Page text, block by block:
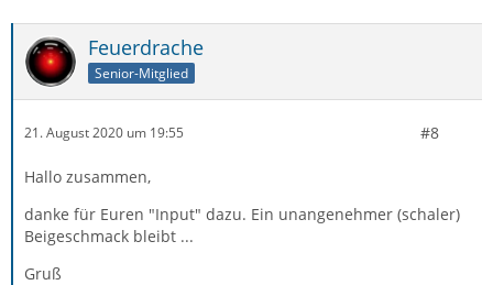
Feuerdrache
Senior-Mitglied
21. August 2020 um 19:55 #8
Hallo zusammen,
danke für Euren "Input" dazu. Ein unangenehmer (schaler)
Beigeschmack bleibt ...
Gruß